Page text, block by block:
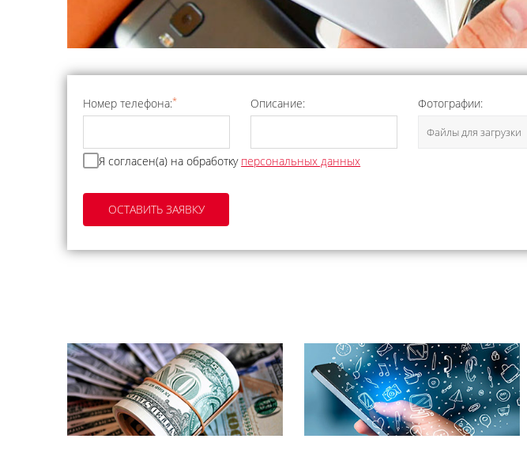
Номер телефона:* Описание: Фотографии:
Файлы для загрузки
Я согласен(а) на обработку персональных данных